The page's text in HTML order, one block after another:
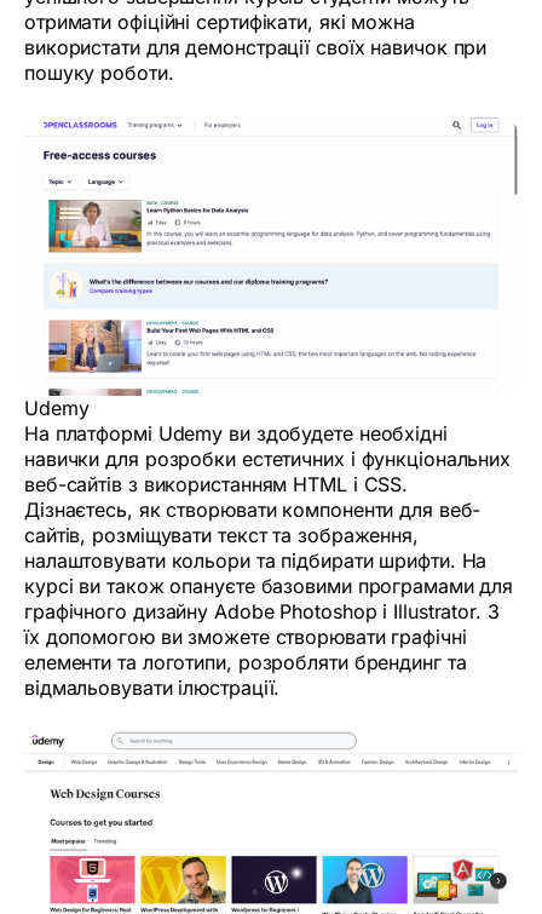
отримати офіційні сертифікати, які можна
використати для демонстрації своїх навичок при
пошуку роботи.
Udemy
На платформі Udemy ви здобудете необхідні
навички для розробки естетичних і функціональних
веб-сайтів з використанням HTML і CSS.
Дізнаєтесь, як створювати компоненти для веб-
сайтів, розміщувати текст та зображення,
налаштовувати кольори та підбирати шрифти. На
курсі ви також опануєте базовими програмами для
графічного дизайну Adobe Photoshop і Illustrator. З
їх допомогою ви зможете створювати графічні
елементи та логотипи, розробляти брендинг та
відмальовувати ілюстрації.